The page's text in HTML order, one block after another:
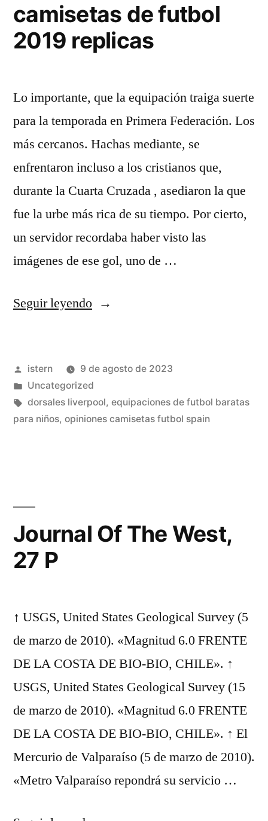
camisetas de futbol
2019 replicas
Lo importante, que la equipación traiga suerte
para la temporada en Primera Federación. Los
más cercanos. Hachas mediante, se
enfrentaron incluso a los cristianos que,
durante la Cuarta Cruzada , asediaron la que
fue la urbe más rica de su tiempo. Por cierto,
un servidor recordaba haber visto las
imágenes de ese gol, uno de …
Seguir leyendo«camisetas
2019
replicas»
Publicado
por
istern
9 de agosto de 2023
Publicado
en
Uncategorized
Etiquetas:
dorsales liverpool, equipaciones de futbol baratas
para niños, opiniones camisetas futbol spain
Journal Of The West,
27 P
↑ USGS, United States Geological Survey (5
de marzo de 2010). «Magnitud 6.0 FRENTE
DE LA COSTA DE BIO-BIO, CHILE». ↑
USGS, United States Geological Survey (15
de marzo de 2010). «Magnitud 6.0 FRENTE
DE LA COSTA DE BIO-BIO, CHILE». ↑ El
Mercurio de Valparaíso (5 de marzo de 2010).
«Metro Valparaíso repondrá su servicio …